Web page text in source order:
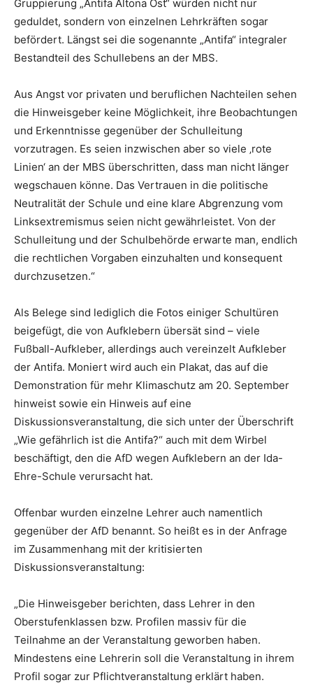
Gruppierung „Antifa Altona Ost“ würden nicht nur
geduldet, sondern von einzelnen Lehrkräften sogar
befördert. Längst sei die sogenannte „Antifa“ integraler
Bestandteil des Schullebens an der MBS.
Aus Angst vor privaten und beruflichen Nachteilen sehen
die Hinweisgeber keine Möglichkeit, ihre Beobachtungen
und Erkenntnisse gegenüber der Schulleitung
vorzutragen. Es seien inzwischen aber so viele ‚rote
Linien‘ an der MBS überschritten, dass man nicht länger
wegschauen könne. Das Vertrauen in die politische
Neutralität der Schule und eine klare Abgrenzung vom
Linksextremismus seien nicht gewährleistet. Von der
Schulleitung und der Schulbehörde erwarte man, endlich
die rechtlichen Vorgaben einzuhalten und konsequent
durchzusetzen.“
Als Belege sind lediglich die Fotos einiger Schultüren
beigefügt, die von Aufklebern übersät sind – viele
Fußball-Aufkleber, allerdings auch vereinzelt Aufkleber
der Antifa. Moniert wird auch ein Plakat, das auf die
Demonstration für mehr Klimaschutz am 20. September
hinweist sowie ein Hinweis auf eine
Diskussionsveranstaltung, die sich unter der Überschrift
„Wie gefährlich ist die Antifa?“ auch mit dem Wirbel
beschäftigt, den die AfD wegen Aufklebern an der Ida-
Ehre-Schule verursacht hat.
Offenbar wurden einzelne Lehrer auch namentlich
gegenüber der AfD benannt. So heißt es in der Anfrage
im Zusammenhang mit der kritisierten
Diskussionsveranstaltung:
„Die Hinweisgeber berichten, dass Lehrer in den
Oberstufenklassen bzw. Profilen massiv für die
Teilnahme an der Veranstaltung geworben haben.
Mindestens eine Lehrerin soll die Veranstaltung in ihrem
Profil sogar zur Pflichtveranstaltung erklärt haben.